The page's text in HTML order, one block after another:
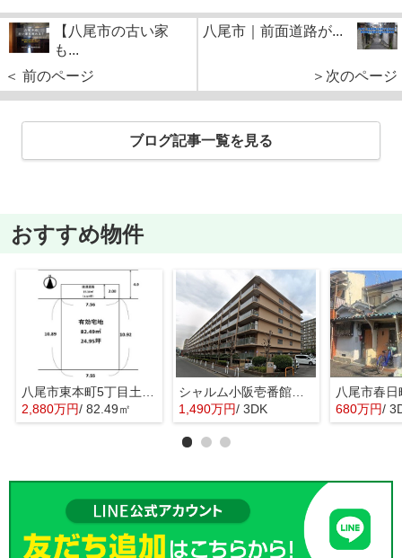
【八尾市の古い家
も...
＜ 前のページ
八尾市｜前面道路が...
＞次のページ
ブログ記事一覧を見る
おすすめ物件
2,880万円/ 82.49㎡
シャルム小阪壱番館 西堤小学校区 近鉄河内小阪駅
1,490万円/ 3DK 680万円/